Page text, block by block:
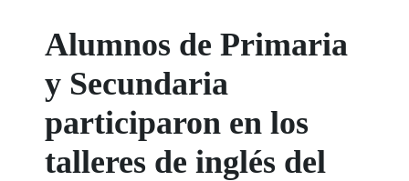
Alumnos de Primaria
y Secundaria
participaron en los
talleres de inglés del